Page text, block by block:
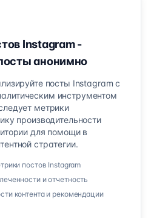
Instagram -
анонимно
посты Instagram с
инструментом
метрики
производительности
для помощи в
стратегии.
постов Instagram
и отчетность
контента и рекомендации